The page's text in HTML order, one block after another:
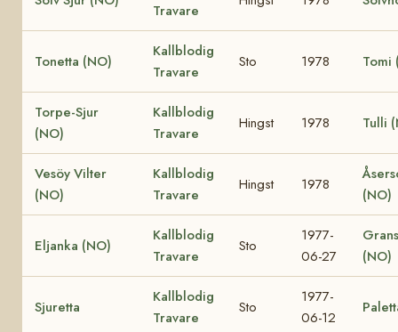
Travare
Tonetta (NO)
Kallblodig
Travare
Sto 1978 Tomi
Torpe-Sjur
(NO)
Kallblodig
Travare
Hingst 1978 Tulli
Vesöy Vilter
(NO)
Kallblodig
Travare
Hingst 1978
(NO)
Eljanka (NO)
Kallblodig
Travare
Sto
1977-
06-27
(NO)
Sjuretta
Kallblodig
Travare
Sto
1977-
06-12